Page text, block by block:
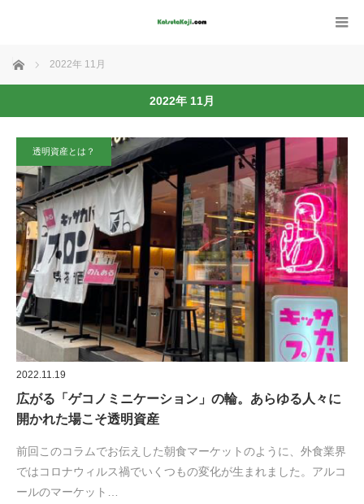
ホーム 2022年 11月
2022年 11月
透明資産とは？
2022.11.19
広がる「ゲコノミニケーション」の輪。あらゆる人々に
開かれた場こそ透明資産
前回このコラムでお伝えした朝食マーケットのように、外食業界
ではコロナウィルス禍でいくつもの変化が生まれました。アルコ
ールのマーケット…